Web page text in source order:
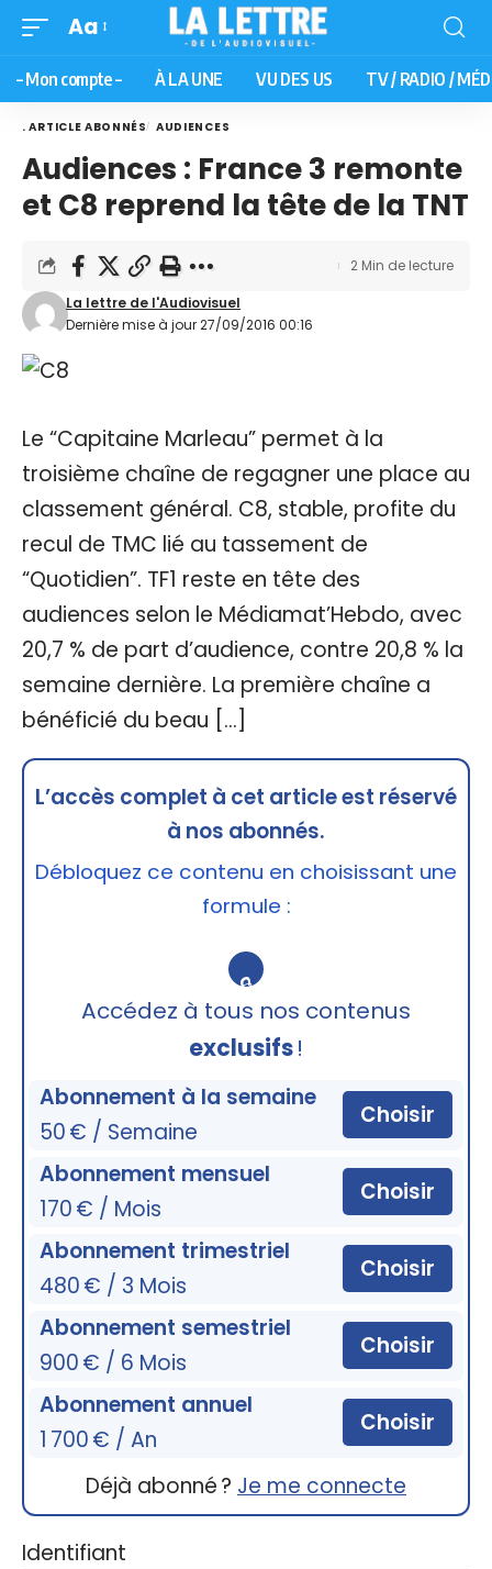
Aa
– Mon compte – À LA UNE VU DES US TV / RADIO /
. ARTICLE ABONNÉS AUDIENCES
Audiences : France 3 remonte
et C8 reprend la tête de la TNT
Dernière mise à jour 27/09/2016 00:16
La lettre de l'Audiovisuel
2 Min de lecture
Le “Capitaine Marleau” permet à la
troisième chaîne de regagner une place au
classement général. C8, stable, profite du
recul de TMC lié au tassement de
“Quotidien”. TF1 reste en tête des
audiences selon le Médiamat’Hebdo, avec
20,7 % de part d’audience, contre 20,8 % la
semaine dernière. La première chaîne a
bénéficié du beau […]
L’accès complet à cet article est réservé
à nos abonnés.
Débloquez ce contenu en choisissant une
formule :
🔒
Accédez à tous nos contenus
exclusifs!
Abonnement à la semaine
50 € / Semaine
Choisir
Abonnement mensuel
170 € / Mois
Choisir
Abonnement trimestriel
480 € / 3 Mois
Choisir
Abonnement semestriel
900 € / 6 Mois
Choisir
Abonnement annuel
1 700 € / An
Choisir
Déjà abonné ? Je me connecte
Identifiant